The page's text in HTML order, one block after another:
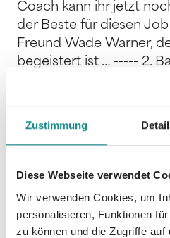
Zustimmung
Diese Webseite verwendet
Wir verwenden Cookies, um
personalisieren, Funktionen
zu können und die Zugriffe auf
Coach kann ihr jetzt
der Beste für diesen
Freund Wade Warner,
begeistert ist … ----- 2.
Passion“-Reihe von
Heute, gestern, morgen
eigenen Zeitplan. Die
Lauren und Ava
Herzen und ihrer
Have Is Today Band 2:
Yesterday Band 3:
---- Neuauflage. Der